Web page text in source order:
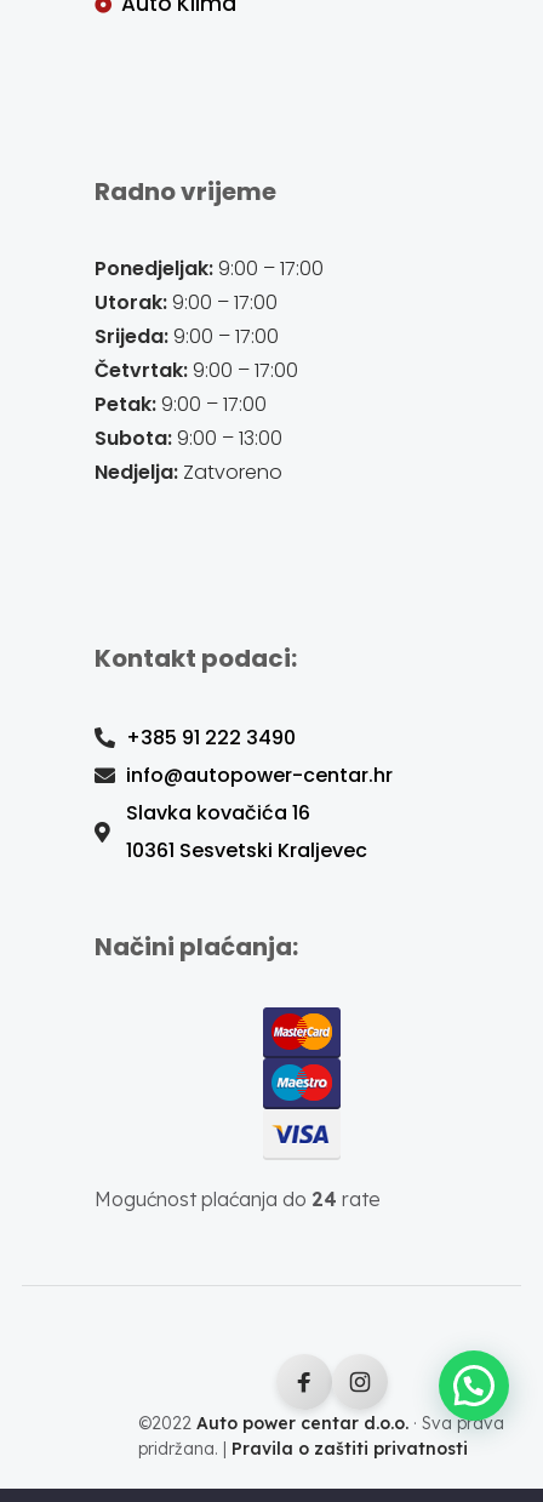
Radno vrijeme
Ponedjeljak:9:00 – 17:00
Utorak:9:00 – 17:00
Srijeda:9:00 – 17:00
Četvrtak:9:00 – 17:00
Petak:9:00 – 17:00
Subota:9:00 – 13:00
Nedjelja:Zatvoreno
Kontakt podaci:
+385 91 222 3490
info@autopower-centar.hr
Slavka kovačića 16
10361 Sesvetski Kraljevec
Načini plaćanja:
Mogućnost plaćanja do 24 rate
©2022 Auto power centar d.o.o.· Sva prava
pridržana. | Pravila o zaštiti privatnosti